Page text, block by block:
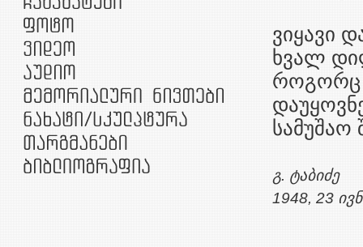
ვიყავი
ხვალ
როგორც
სამუშაო
გ. ტაბიძე
1948, 23